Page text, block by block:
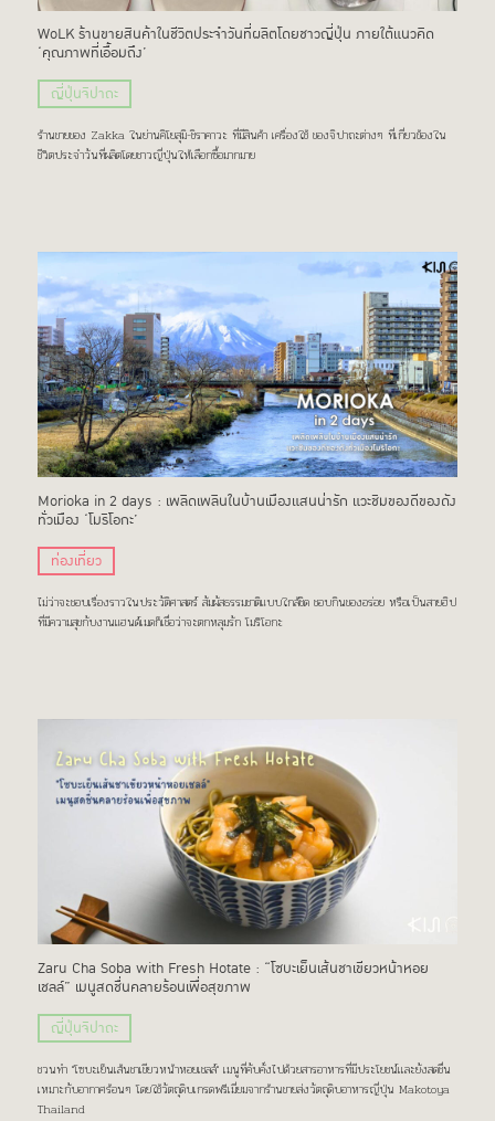
WoLK ร้านขายสินค้าในชีวิตประจำวันที่ผลิตโดยชาวญี่ปุ่น ภายใต้แนวคิด
‘คุณภาพที่เอื้อมถึง’
ญี่ปุ่นจิปาถะ
ร้านขายของ Zakka ในย่านคิโยสุมิ-ชิราคาวะ ที่มีสินค้า เครื่องใช้ ของจิปาถะต่างๆ ที่เกี่ยวข้องใน
ชีวิตประจำวันที่ผลิตโดยชาวญี่ปุ่นให้เลือกซื้อมากมาย
Morioka in 2 days : เพลิดเพลินในบ้านเมืองแสนน่ารัก แวะชิมของดีของดัง
ทั่วเมือง ‘โมริโอกะ’
ท่องเที่ยว
ไม่ว่าจะชอบเรื่องราวในประวัติศาสตร์ สัมผัสธรรมชาติแบบใกล้ชิด ชอบกินของอร่อย หรือเป็นสายฮิป
ที่มีความสุขกับงานแฮนด์เมดก็เชื่อว่าจะตกหลุมรัก โมริโอกะ
Zaru Cha Soba with Fresh Hotate : “โซบะเย็นเส้นชาเขียวหน้าหอย
เชลล์” เมนูสดชื่นคลายร้อนเพื่อสุขภาพ
ญี่ปุ่นจิปาถะ
ชวนทำ "โซบะเย็นเส้นชาเขียวหน้าหอยเชลล์" เมนูที่คับคั่งไปด้วยสารอาหารที่มีประโยชน์เเละยังสดชื่น
เหมาะกับอากาศร้อนๆ โดยใช้วัตถุดิบเกรดพรีเมี่ยมจากร้านขายส่งวัตถุดิบอาหารญี่ปุ่น Makotoya
Thailand